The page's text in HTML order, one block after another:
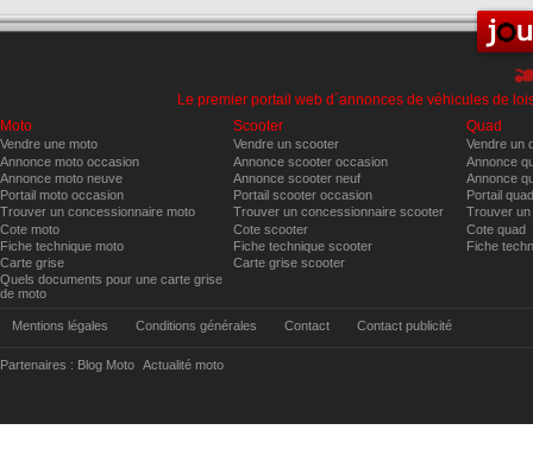
Le premier portail web d´annonces de véhicules de
Moto
Vendre une moto
Annonce moto occasion
Annonce moto neuve
Portail moto occasion
Trouver un concessionnaire moto
Cote moto
Fiche technique moto
Carte grise
Quels documents pour une carte grise
de moto
Scooter
Vendre un scooter
Annonce scooter occasion
Annonce scooter neuf
Portail scooter occasion
Trouver un concessionnaire scooter
Cote scooter
Fiche technique scooter
Carte grise scooter
Quad
Vendre un
Annonce
Annonce
Portail
Trouver
Cote quad
Fiche
Mentions légales Conditions générales Contact Contact publicité
Partenaires : Blog Moto Actualité moto